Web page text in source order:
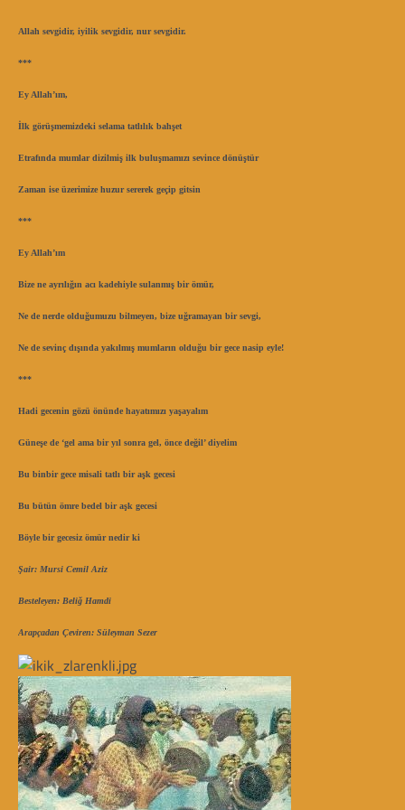
Allah sevgidir, iyilik sevgidir, nur sevgidir.
***
Ey Allah’ım,
İlk görüşmemizdeki selama tatlılık bahşet
Etrafında mumlar dizilmiş ilk buluşmamızı sevince dönüştür
Zaman ise üzerimize huzur sererek geçip gitsin
***
Ey Allah’ım
Bize ne ayrılığın acı kadehiyle sulanmış bir ömür,
Ne de nerde olduğumuzu bilmeyen, bize uğramayan bir sevgi,
Ne de sevinç dışında yakılmış mumların olduğu bir gece nasip eyle!
***
Hadi gecenin gözü önünde hayatımızı yaşayalım
Güneşe de ‘gel ama bir yıl sonra gel, önce değil’ diyelim
Bu binbir gece misali tatlı bir aşk gecesi
Bu bütün ömre bedel bir aşk gecesi
Böyle bir gecesiz ömür nedir ki
Şair: Mursi Cemil Aziz
Besteleyen: Beliğ Hamdi
Arapçadan Çeviren: Süleyman Sezer